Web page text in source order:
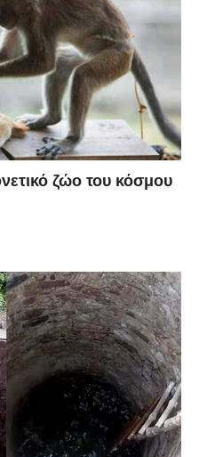
ζώο του κόσμου